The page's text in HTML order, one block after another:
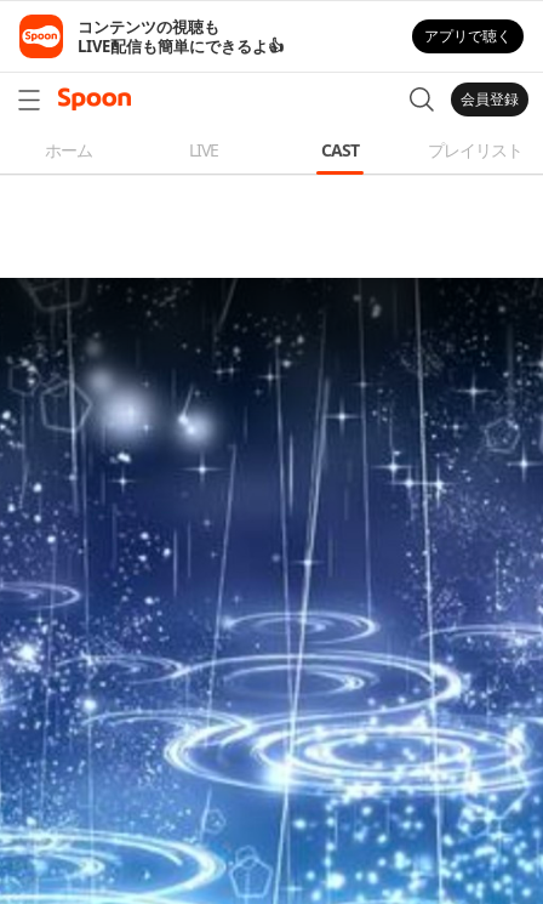
コンテンツの視聴も
LIVE配信も簡単にできるよ👍
アプリで聴く
会員登録
ホーム LIVE CAST プレイリスト